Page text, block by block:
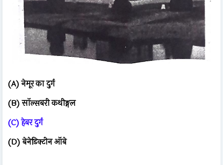
(A) नेमूर का दुर्ग
(B) सॉल्सबरी कथीङ्गल
(C) हेबर दुर्ग
(D) बेनेडिक्टीन ऑबे